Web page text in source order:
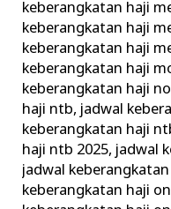
keberangkatan haji
keberangkatan haji
keberangkatan haji
keberangkatan haji
keberangkatan haji
haji ntb, jadwal
keberangkatan haji
haji ntb 2025, jadwal
jadwal
keberangkatan haji